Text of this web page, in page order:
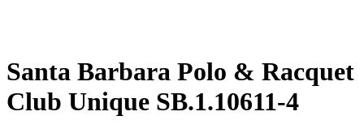
Santa Barbara Polo & Racquet
Club Unique SB.1.10611-4